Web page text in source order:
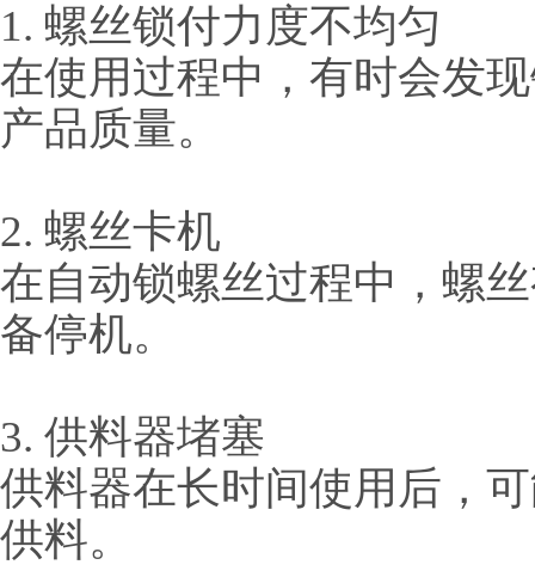
1. 螺丝锁付力度不均匀
在使用过程中，有时会发
产品质量。
2. 螺丝卡机
在自动锁螺丝过程中，螺
备停机。
3. 供料器堵塞
供料器在长时间使用后，
供料。